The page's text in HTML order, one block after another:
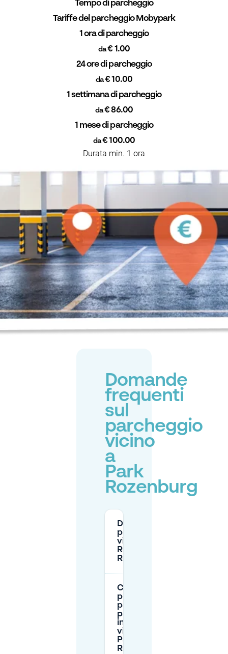
Tempo di parcheggio
Tariffe del parcheggio Mobypark
1 ora di parcheggio
da€ 1.00
24 ore di parcheggio
da€ 10.00
1 settimana di parcheggio
da€ 86.00
1 mese di parcheggio
da€ 100.00
Durata min. 1 ora
Domande
frequenti
sul
parcheggio
vicino
a
Park
Rozenburg
Dove posso
parcheggiare
vicino a Park
Rozenburg a
Rotterdam?
Come
posso
pagare il
parcheggio
in strada
vicino a
Park
Rozenburg?